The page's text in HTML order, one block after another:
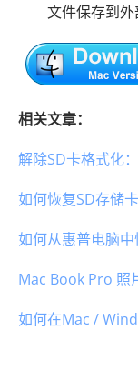
文件保存到外
相关文章：
解除SD卡格式化
如何恢复SD存储
如何从惠普电脑中
Mac Book Pro 照
如何在Mac /